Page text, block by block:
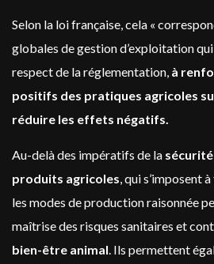
Selon la loi française, cela «
globales de gestion d’exploitation
respect de la réglementation, à
positifs des pratiques agricoles
réduire les effets négatifs.
Au-delà des impératifs de la
produits agricoles , qui s’imposent
les modes de production raisonnée
maîtrise des risques sanitaires et
bien-être animal . Ils permettent